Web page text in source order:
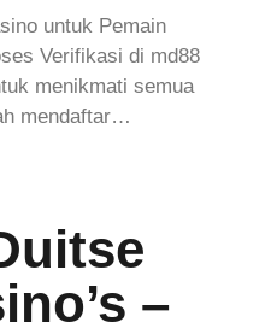
untuk Pemain
Verifikasi di md88
menikmati semua
mendaftar…
–